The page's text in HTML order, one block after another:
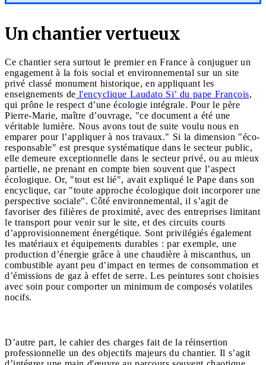
Un chantier vertueux
Ce chantier sera surtout le premier en France à conjuguer un
engagement à la fois social et environnemental sur un site
privé classé monument historique, en appliquant les
enseignements de l'encyclique Laudato Si’ du pape François,
qui prône le respect d’une écologie intégrale. Pour le père
Pierre-Marie, maître d’ouvrage, "ce document a été une
véritable lumière. Nous avons tout de suite voulu nous en
emparer pour l’appliquer à nos travaux." Si la dimension "éco-
responsable" est presque systématique dans le secteur public,
elle demeure exceptionnelle dans le secteur privé, ou au mieux
partielle, ne prenant en compte bien souvent que l’aspect
écologique. Or, "tout est lié", avait expliqué le Pape dans son
encyclique, car "toute approche écologique doit incorporer une
perspective sociale". Côté environnemental, il s’agit de
favoriser des filières de proximité, avec des entreprises limitant
le transport pour venir sur le site, et des circuits courts
d’approvisionnement énergétique. Sont privilégiés également
les matériaux et équipements durables : par exemple, une
production d’énergie grâce à une chaudière à miscanthus, un
combustible ayant peu d’impact en termes de consommation et
d’émissions de gaz à effet de serre. Les peintures sont choisies
avec soin pour comporter un minimum de composés volatiles
nocifs.
D’autre part, le cahier des charges fait de la réinsertion
professionnelle un des objectifs majeurs du chantier. Il s’agit